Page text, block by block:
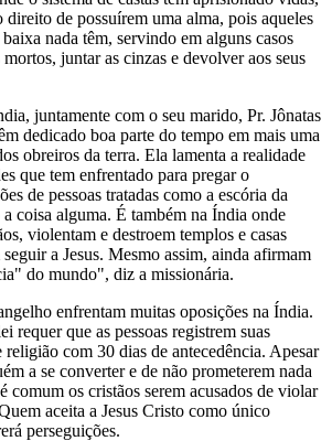
direito de possuírem uma alma, pois aqueles
nada têm, servindo em alguns casos
mortos, juntar as cinzas e devolver aos seus
juntamente com o seu marido, Pr. Jônatas
dedicado boa parte do tempo em mais uma
obreiros da terra. Ela lamenta a realidade
que tem enfrentado para pregar o
de pessoas tratadas como a escória da
coisa alguma. É também na Índia onde
violentam e destroem templos e casas
a Jesus. Mesmo assim, ainda afirmam
do mundo", diz a missionária.
enfrentam muitas oposições na Índia.
requer que as pessoas registrem suas
religião com 30 dias de antecedência. Apesar
a se converter e de não prometerem nada
comum os cristãos serem acusados de violar
aceita a Jesus Cristo como único
perseguições.